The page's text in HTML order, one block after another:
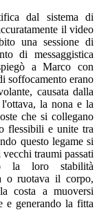
dal sistema di
il video
una sessione di
di messaggistica
a Marco con
soffocamento erano
causata dalla
la nona e la
che si collegano
flessibili e unite tra
questo legame si
traumi passati
la loro stabilità
o ruotava il corpo,
costa a muoversi
e generando la fitta